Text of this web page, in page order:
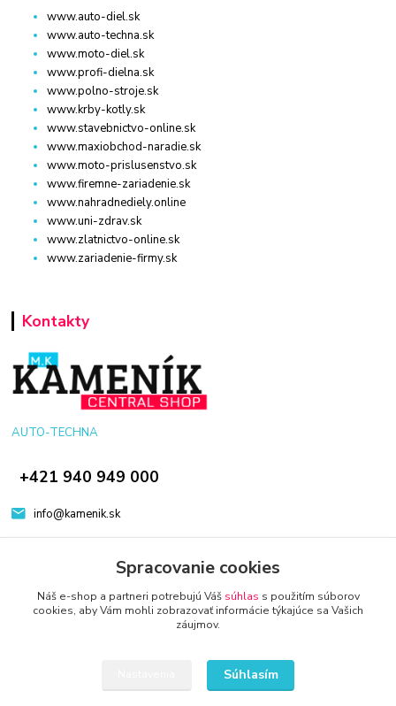
www.auto-diel.sk
www.auto-techna.sk
www.moto-diel.sk
www.profi-dielna.sk
www.polno-stroje.sk
www.krby-kotly.sk
www.stavebnictvo-online.sk
www.maxiobchod-naradie.sk
www.moto-prislusenstvo.sk
www.firemne-zariadenie.sk
www.nahradnediely.online
www.uni-zdrav.sk
www.zlatnictvo-online.sk
www.zariadenie-firmy.sk
Kontakty
AUTO-TECHNA
+421 940 949 000
info@kamenik.sk
Eshop-rychlo.sk
Spracovanie cookies
Náš e-shop a partneri potrebujú Váš súhlas s použitím súborov
cookies, aby Vám mohli zobrazovať informácie týkajúce sa Vašich
záujmov.
Súhlasím